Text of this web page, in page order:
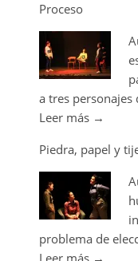
Proceso
a tres
Leer más →
Piedra, papel y
problema de
Leer más →